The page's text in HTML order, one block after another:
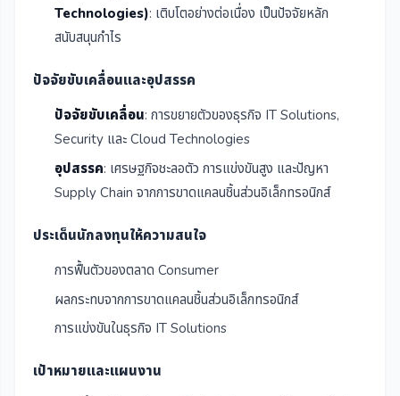
Technologies): เติบโตอย่างต่อเนื่อง เป็นปัจจัยหลัก
สนับสนุนกำไร
ปัจจัยขับเคลื่อนและอุปสรรค
ปัจจัยขับเคลื่อน: การขยายตัวของธุรกิจ IT Solutions,
Security และ Cloud Technologies
อุปสรรค: เศรษฐกิจชะลอตัว การแข่งขันสูง และปัญหา
Supply Chain จากการขาดแคลนชิ้นส่วนอิเล็กทรอนิกส์
ประเด็นนักลงทุนให้ความสนใจ
การฟื้นตัวของตลาด Consumer
ผลกระทบจากการขาดแคลนชิ้นส่วนอิเล็กทรอนิกส์
การแข่งขันในธุรกิจ IT Solutions
เป้าหมายและแผนงาน